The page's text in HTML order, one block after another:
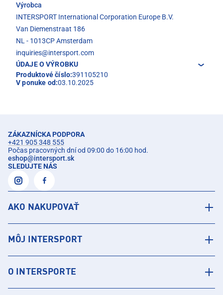
Výrobca
INTERSPORT International Corporation Europe B.V.
Van Diemenstraat 186
NL - 1013CP Amsterdam
inquiries@intersport.com
ÚDAJE O VÝROBKU
Produktové číslo:391105210
V ponuke od:03.10.2025
ZÁKAZNÍCKA PODPORA
+421 905 348 555
Počas pracovných dní od 09:00 do 16:00 hod.
eshop@intersport.sk
SLEDUJTE NÁS
AKO NAKUPOVAŤ
MÔJ INTERSPORT
O INTERSPORTE